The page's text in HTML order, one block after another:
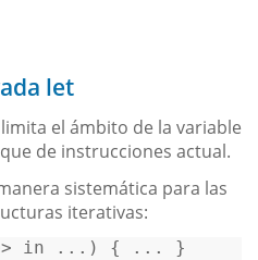
let
limita el ámbito de la variable
de instrucciones actual.
sistemática para las
iterativas:
in